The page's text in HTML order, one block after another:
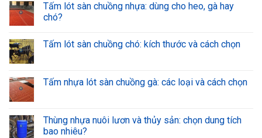
Tấm lót sàn chuồng nhựa: dùng cho heo, gà hay
chó?
Tấm lót sàn chuồng chó: kích thước và cách chọn
Tấm nhựa lót sàn chuồng gà: các loại và cách chọn
Thùng nhựa nuôi lươn và thủy sản: chọn dung tích
bao nhiêu?